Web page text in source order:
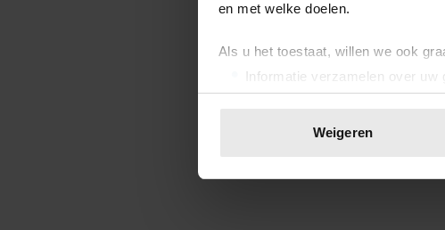
en met welke doelen.
Als u het toestaat, willen we ook
Informatie verzamelen over
Uw apparaat identificeren door
toestemming op elk moment
We gebruiken cookies om content
websiteverkeer te analyseren.
Weigeren